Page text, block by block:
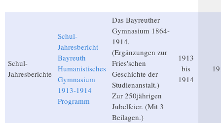
Schul-
Jahresberichte
Schul-
Jahresbericht
Bayreuth
Humanistisches
Gymnasium
1913-1914
Programm
Das Bayreuther
Gymnasium 1864-
1914.
(Ergänzungen zur
Fries'schen
Geschichte der
Studienanstalt.)
Zur 250jährigen
Jubelfeier. (Mit 3
Beilagen.)
1913
bis
1914